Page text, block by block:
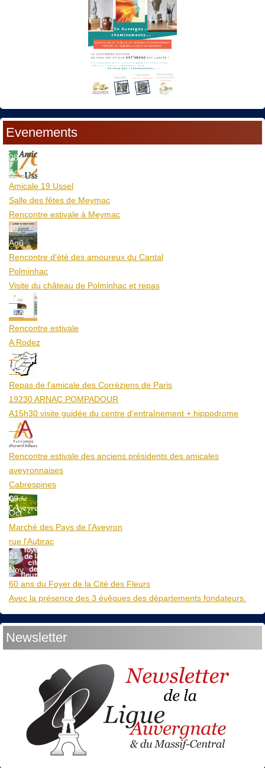
Evenements
08
Aoû
Amicale 19 Ussel
Salle des fêtes de Meymac
Rencontre estivale à Meymac
10
Aoû
Rencontre d'été des amoureux du Cantal
Polminhac
Visite du château de Polminhac et repas
12
Aoû
Rencontre estivale
A Rodez
23
Aoû
Repas de l'amicale des Corréziens de Paris
19230 ARNAC POMPADOUR
A15h30 visite guidée du centre d’entraînement + hippodrome
25
Aoû
Rencontre estivale des anciens présidents des amicales
aveyronnaises
Cabrespines
09
Oct
Marché des Pays de l’Aveyron
rue l'Aubrac
21
Nov
60 ans du Foyer de la Cité des Fleurs
Avec la présence des 3 évêques des départements fondateurs.
Newsletter